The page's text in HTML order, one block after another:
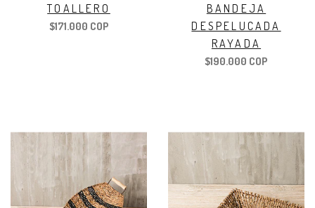
TOALLERO
$171.000 COP
BANDEJA
DESPELUCADA
RAYADA
$190.000 COP